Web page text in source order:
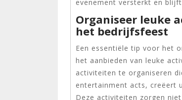
evenement versterkt en
Organiseer leuke
het bedrijfsfeest
Een essentiële tip voor het
het aanbieden van leuke
activiteiten te organiseren
entertainment acts, creëert
Deze activiteiten zorgen